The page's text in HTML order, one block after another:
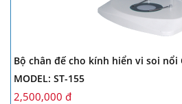
Bộ chân đế cho kính hiển vi soi nổi
MODEL: ST-155
2,500,000 đ